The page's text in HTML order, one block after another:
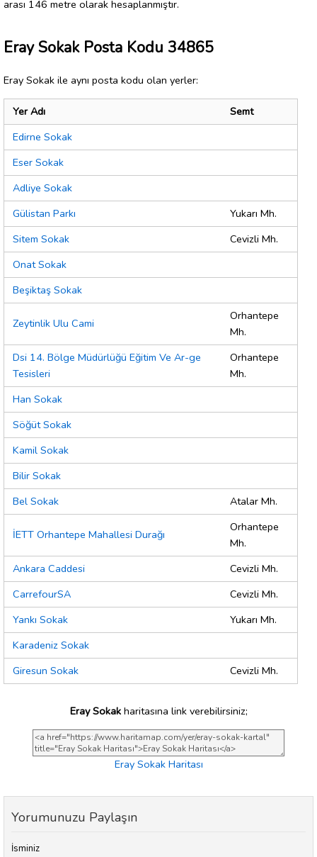
arası 146 metre olarak hesaplanmıştır.
Eray Sokak Posta Kodu 34865
Eray Sokak ile aynı posta kodu olan yerler:
Yer Adı
Semt
Edirne Sokak
Eser Sokak
Adliye Sokak
Gülistan Parkı
Yukarı Mh.
Sitem Sokak
Cevizli Mh.
Onat Sokak
Beşiktaş Sokak
Zeytinlik Ulu Cami
Orhantepe
Mh.
Dsi 14. Bölge Müdürlüğü Eğitim Ve Ar-ge
Tesisleri
Orhantepe
Mh.
Han Sokak
Söğüt Sokak
Kamil Sokak
Bilir Sokak
Bel Sokak
Atalar Mh.
İETT Orhantepe Mahallesi Durağı
Orhantepe
Mh.
Ankara Caddesi
Cevizli Mh.
CarrefourSA
Cevizli Mh.
Yankı Sokak
Yukarı Mh.
Karadeniz Sokak
Giresun Sokak
Cevizli Mh.
Eray Sokakharitasına link verebilirsiniz;
Eray Sokak Haritası
Yorumunuzu Paylaşın
İsminiz